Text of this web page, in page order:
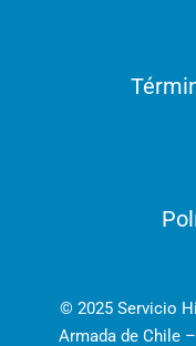
© 2025 Servicio
Armada de Chile